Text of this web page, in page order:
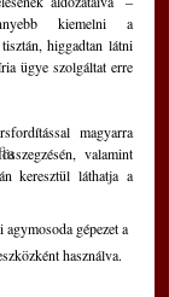
kiemelni a
higgadtan látni
ügye szolgáltat erre
magyarra
valamint
keresztül láthatja a
gépezet a
használva.